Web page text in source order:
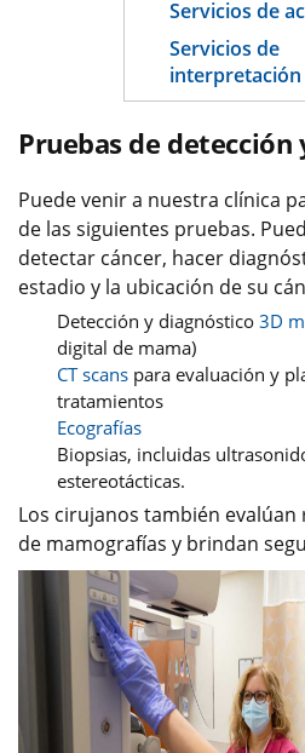
Servicios de
Servicios de
interpretación
Pruebas de detección
Puede venir a nuestra clínica
de las siguientes pruebas.
detectar cáncer, hacer
estadio y la ubicación de su
Detección y diagnóstico 3D
digital de mama)
CT scans para evaluación y
tratamientos
Ecografías
Biopsias, incluidas
estereotácticas.
Los cirujanos también
de mamografías y brindan